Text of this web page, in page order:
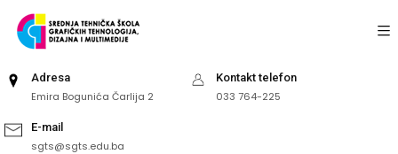
Adresa
Emira Bogunića Čarlija 2
Kontakt telefon
033 764-225
E-mail
sgts@sgts.edu.ba